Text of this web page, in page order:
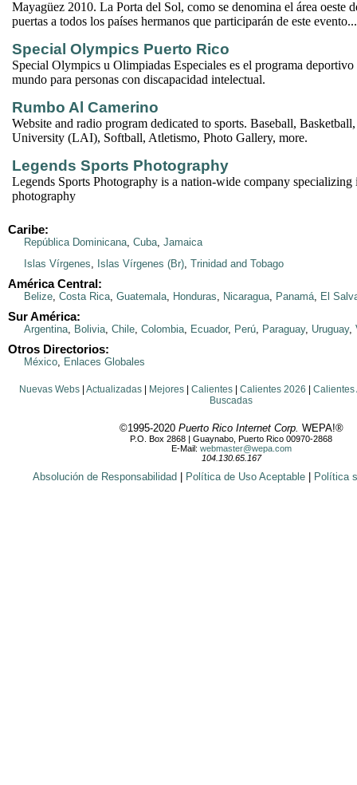
Mayagüez 2010. La Porta del Sol, como se denomina el área oeste
puertas a todos los países hermanos que participarán de este evento...
Special Olympics Puerto Rico
Special Olympics u Olimpiadas Especiales es el programa deportivo
mundo para personas con discapacidad intelectual.
Rumbo Al Camerino
Website and radio program dedicated to sports. Baseball,
University (LAI), Softball, Atletismo, Photo Gallery, more.
Legends Sports Photography
Legends Sports Photography is a nation-wide company specializing
photography
Caribe:
República Dominicana, Cuba, Jamaica
Islas Vírgenes, Islas Vírgenes (Br), Trinidad and Tobago
América Central:
Belize, Costa Rica, Guatemala, Honduras, Nicaragua, Panamá, El
Sur América:
Argentina, Bolivia, Chile, Colombia, Ecuador, Perú, Paraguay, Uruguay,
Otros Directorios:
México, Enlaces Globales
Nuevas Webs| Actualizadas| Mejores| Calientes| Calientes 2026
Calientes
Buscadas
©1995-2020 Puerto Rico Internet Corp. WEPA!®
P.O. Box 2868 | Guaynabo, Puerto Rico 00970-2868
E-Mail: webmaster@wepa.com
104.130.65.167
Absolución de Responsabilidad Política de Uso Aceptable Política